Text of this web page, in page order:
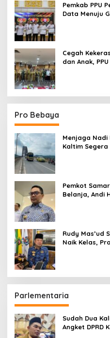
Pemkab PPU
Data Menuju
Cegah
dan Anak,
Pro Bebaya
Menjaga Nadi
Kaltim
Pemkot
Belanja, Andi
Rudy Mas’ud
Naik Kelas,
Parlementaria
Sudah Dua
Angket DPRD